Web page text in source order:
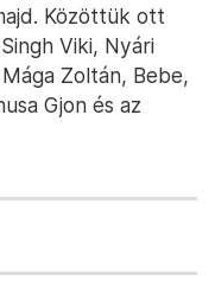
Közöttük ott
Viki, Nyári
Zoltán, Bebe,
Gjon és az